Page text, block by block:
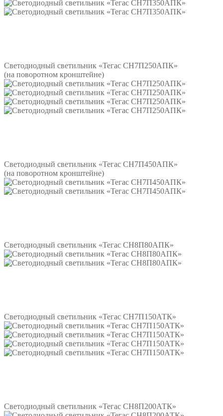
Светодиодный светильник «Тегас СН7П250АПК»
(на поворотном кронштейне)
Светодиодный светильник «Тегас СН7П450АПК»
(на поворотном кронштейне)
Светодиодный светильник «Тегас СН8П80АПК»
Светодиодный светильник «Тегас СН7П150АТК»
Светодиодный светильник «Тегас СН8П200АТК»